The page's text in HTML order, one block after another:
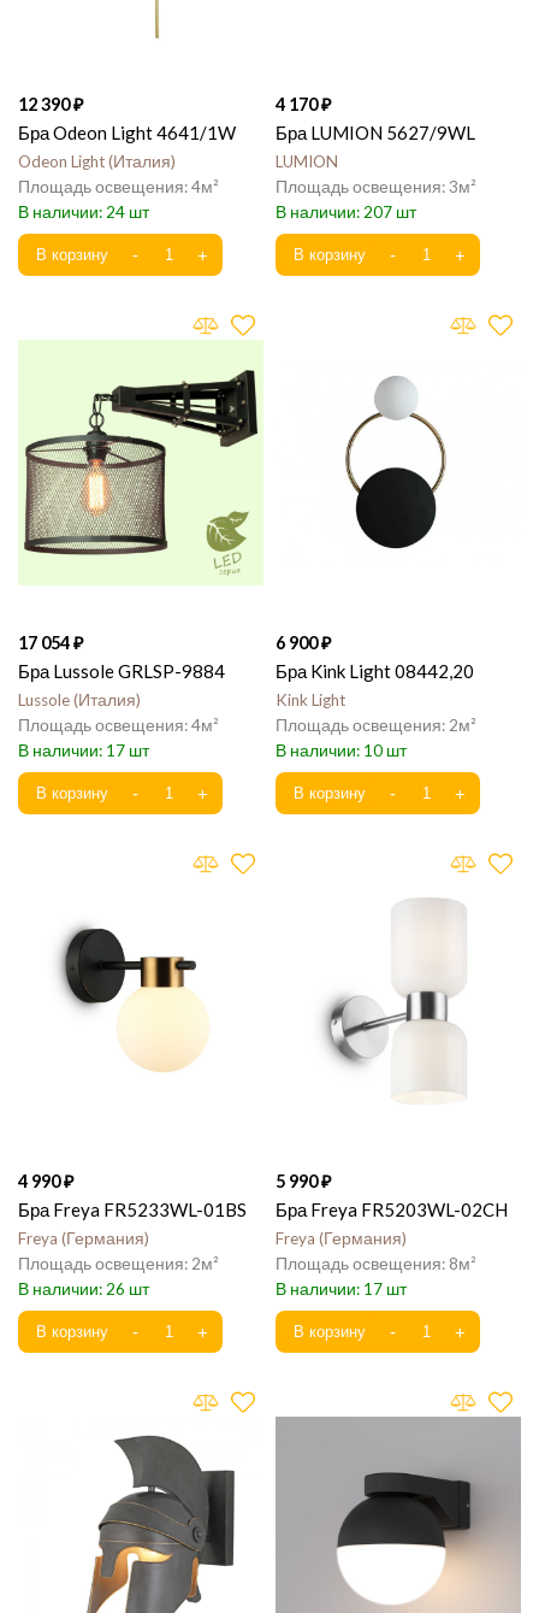
12 390
Бра Odeon Light 4641/1W
Odeon Light Италия
4
24
4 170
Бра LUMION 5627/9WL
LUMION
3
207
17 054
Бра Lussole GRLSP-9884
Lussole Италия
4
17
6 900
Бра Kink Light 08442,20
Kink Light
2
10
4 990
Бра Freya FR5233WL-01BS
Freya Германия
2
26
5 990
Бра Freya FR5203WL-02CH
Freya Германия
8
17